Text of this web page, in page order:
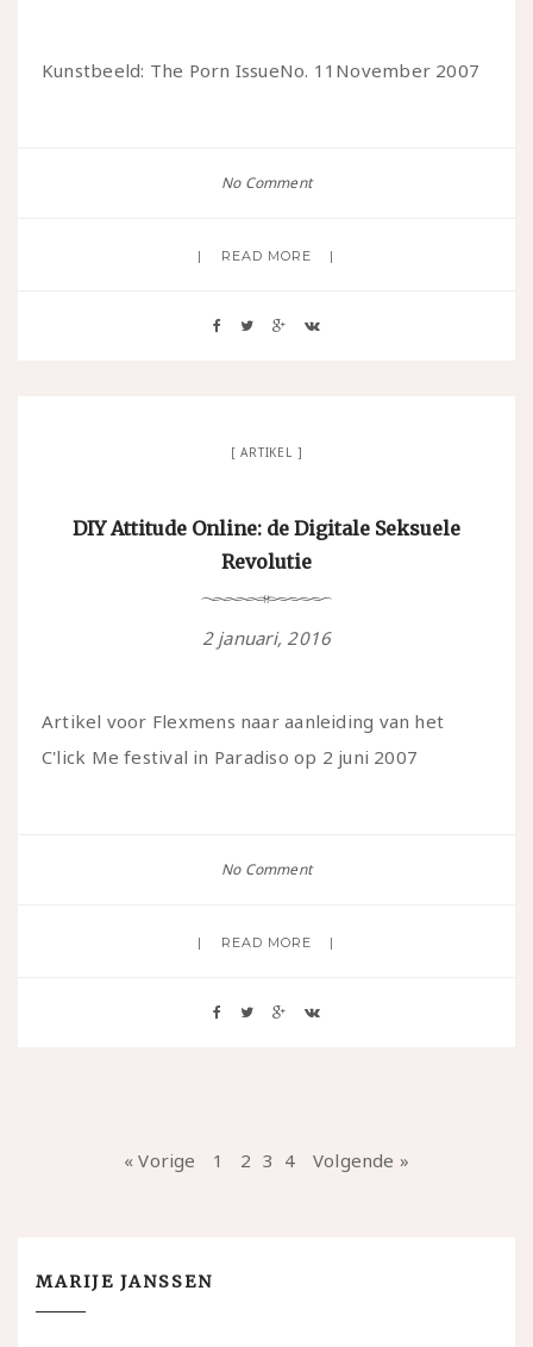
Kunstbeeld: The Porn IssueNo. 11November 2007
No Comment
READ MORE
ARTIKEL
DIY Attitude Online: de Digitale Seksuele
Revolutie
2 januari, 2016
Artikel voor Flexmens naar aanleiding van het
C'lick Me festival in Paradiso op 2 juni 2007
No Comment
READ MORE
« Vorige 1 2 3 4 Volgende »
MARIJE JANSSEN